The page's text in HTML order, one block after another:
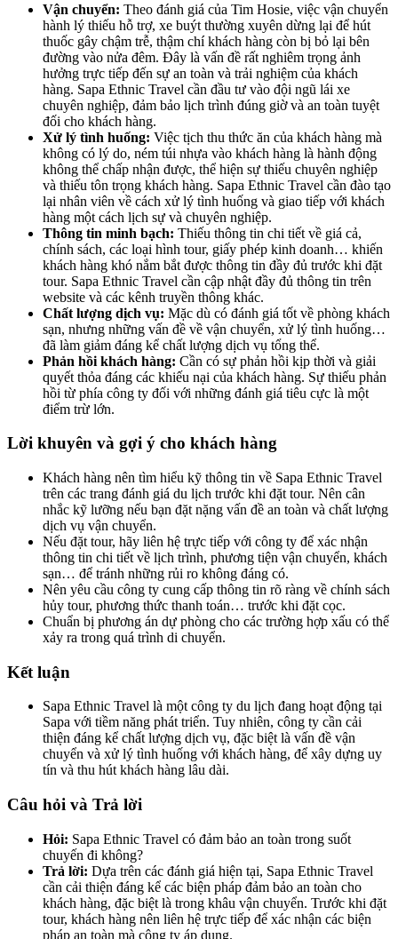
Vận chuyển: Theo đánh giá của Tim Hosie, việc vận chuyển
hành lý thiếu hỗ trợ, xe buýt thường xuyên dừng lại để hút
thuốc gây chậm trễ, thậm chí khách hàng còn bị bỏ lại bên
đường vào nửa đêm. Đây là vấn đề rất nghiêm trọng ảnh
hưởng trực tiếp đến sự an toàn và trải nghiệm của khách
hàng. Sapa Ethnic Travel cần đầu tư vào đội ngũ lái xe
chuyên nghiệp, đảm bảo lịch trình đúng giờ và an toàn tuyệt
đối cho khách hàng.
Xử lý tình huống: Việc tịch thu thức ăn của khách hàng mà
không có lý do, ném túi nhựa vào khách hàng là hành động
không thể chấp nhận được, thể hiện sự thiếu chuyên nghiệp
và thiếu tôn trọng khách hàng. Sapa Ethnic Travel cần đào tạo
lại nhân viên về cách xử lý tình huống và giao tiếp với khách
hàng một cách lịch sự và chuyên nghiệp.
Thông tin minh bạch: Thiếu thông tin chi tiết về giá cả,
chính sách, các loại hình tour, giấy phép kinh doanh… khiến
khách hàng khó nắm bắt được thông tin đầy đủ trước khi đặt
tour. Sapa Ethnic Travel cần cập nhật đầy đủ thông tin trên
website và các kênh truyền thông khác.
Chất lượng dịch vụ: Mặc dù có đánh giá tốt về phòng khách
sạn, nhưng những vấn đề về vận chuyển, xử lý tình huống…
đã làm giảm đáng kể chất lượng dịch vụ tổng thể.
Phản hồi khách hàng: Cần có sự phản hồi kịp thời và giải
quyết thỏa đáng các khiếu nại của khách hàng. Sự thiếu phản
hồi từ phía công ty đối với những đánh giá tiêu cực là một
điểm trừ lớn.
Lời khuyên và gợi ý cho khách hàng
Khách hàng nên tìm hiểu kỹ thông tin về Sapa Ethnic Travel
trên các trang đánh giá du lịch trước khi đặt tour. Nên cân
nhắc kỹ lưỡng nếu bạn đặt nặng vấn đề an toàn và chất lượng
dịch vụ vận chuyển.
Nếu đặt tour, hãy liên hệ trực tiếp với công ty để xác nhận
thông tin chi tiết về lịch trình, phương tiện vận chuyển, khách
sạn… để tránh những rủi ro không đáng có.
Nên yêu cầu công ty cung cấp thông tin rõ ràng về chính sách
hủy tour, phương thức thanh toán… trước khi đặt cọc.
Chuẩn bị phương án dự phòng cho các trường hợp xấu có thể
xảy ra trong quá trình di chuyển.
Kết luận
Sapa Ethnic Travel là một công ty du lịch đang hoạt động tại
Sapa với tiềm năng phát triển. Tuy nhiên, công ty cần cải
thiện đáng kể chất lượng dịch vụ, đặc biệt là vấn đề vận
chuyển và xử lý tình huống với khách hàng, để xây dựng uy
tín và thu hút khách hàng lâu dài.
Câu hỏi và Trả lời
Hỏi: Sapa Ethnic Travel có đảm bảo an toàn trong suốt
chuyến đi không?
Trả lời: Dựa trên các đánh giá hiện tại, Sapa Ethnic Travel
cần cải thiện đáng kể các biện pháp đảm bảo an toàn cho
khách hàng, đặc biệt là trong khâu vận chuyển. Trước khi đặt
tour, khách hàng nên liên hệ trực tiếp để xác nhận các biện
pháp an toàn mà công ty áp dụng.